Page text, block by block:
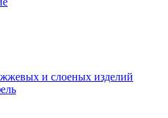
и слоеных изделий